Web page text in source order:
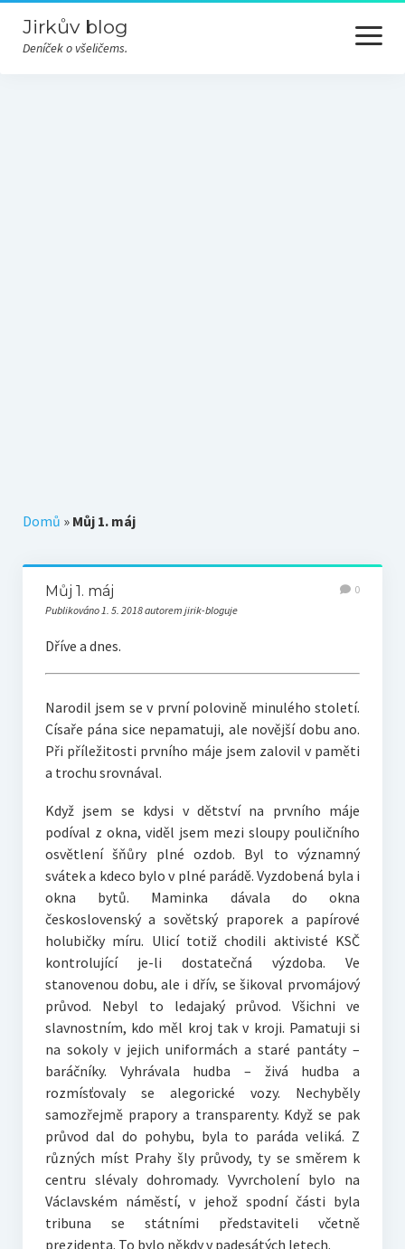
Jirkův blog
Deníček o všeličems.
otevřít
menu
Domů » Můj 1. máj
Můj 1. máj
Publikováno 1. 5. 2018 autorem jirik-bloguje
0
Dříve a dnes.
Narodil jsem se v první polovině minulého století.
Císaře pána sice nepamatuji, ale novější dobu ano.
Při příležitosti prvního máje jsem zalovil v paměti
a trochu srovnával.
Když jsem se kdysi v dětství na prvního máje
podíval z okna, viděl jsem mezi sloupy pouličního
osvětlení šňůry plné ozdob. Byl to významný
svátek a kdeco bylo v plné parádě. Vyzdobená byla i
okna bytů. Maminka dávala do okna
československý a sovětský praporek a papírové
holubičky míru. Ulicí totiž chodili aktivisté KSČ
kontrolující je-li dostatečná výzdoba. Ve
stanovenou dobu, ale i dřív, se šikoval prvomájový
průvod. Nebyl to ledajaký průvod. Všichni ve
slavnostním, kdo měl kroj tak v kroji. Pamatuji si
na sokoly v jejich uniformách a staré pantáty –
baráčníky. Vyhrávala hudba – živá hudba a
rozmísťovaly se alegorické vozy. Nechyběly
samozřejmě prapory a transparenty. Když se pak
průvod dal do pohybu, byla to paráda veliká. Z
různých míst Prahy šly průvody, ty se směrem k
centru slévaly dohromady. Vyvrcholení bylo na
Václavském náměstí, v jehož spodní části byla
tribuna se státními představiteli včetně
prezidenta. To bylo někdy v padesátých letech.